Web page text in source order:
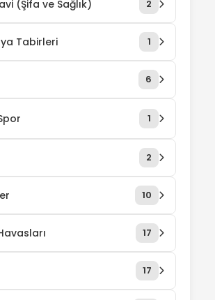
(Şifa ve Sağlık) 2
Tabirleri 1
6
1
2
10
17
17